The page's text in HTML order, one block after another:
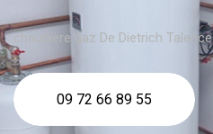
chaudière gaz De Dietrich Talence
09 72 66 89 55